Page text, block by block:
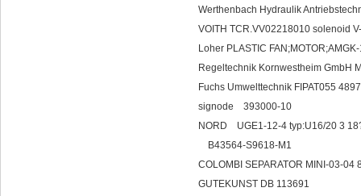
Werthenbach Hydraulik
VOITH TCR.VV02218010 solenoid
Loher PLASTIC
Regeltechnik Kornwestheim
Fuchs Umwelttechnik
signode 393000-10
NORD UGE1-12-4 typ:U16/20 3
B43564-S9618-M1
COLOMBI SEPARATOR
GUTEKUNST DB 113691